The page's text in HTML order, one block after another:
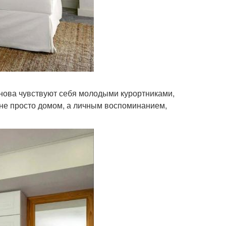
чувствуют себя молодыми курортниками,
просто домом, а личным воспоминанием,